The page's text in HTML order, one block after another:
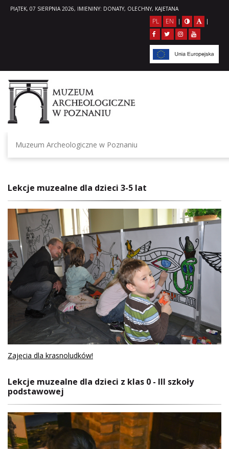
PIĄTEK, 07 SIERPNIA 2026, IMIENINY: DONATY, OLECHNY, KAJETANA
PL EN | |
Muzeum Archeologiczne w Poznaniu
Lekcje muzealne dla dzieci 3-5 lat
Zajęcia dla krasnoludków!
Lekcje muzealne dla dzieci z klas 0 - III szkoły
podstawowej